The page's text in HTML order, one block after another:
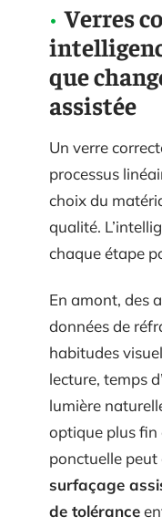
Verres
que
assistée
Un verre
processus
choix du
qualité.
chaque étape
En amont, des
données de
habitudes
lecture, temps
lumière
optique plus fin
ponctuelle peut
surfaçage
de tolérance